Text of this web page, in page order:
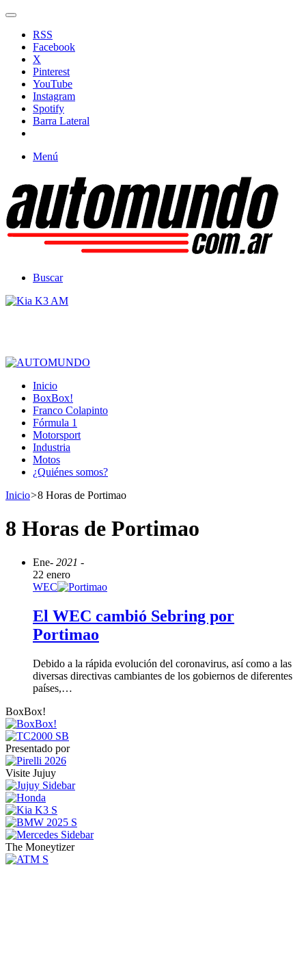
RSS
Facebook
X
Pinterest
YouTube
Instagram
Spotify
Barra Lateral
Menú
Buscar
Inicio
BoxBox!
Franco Colapinto
Fórmula 1
Motorsport
Industria
Motos
¿Quiénes somos?
Inicio>8 Horas de Portimao
8 Horas de Portimao
Ene- 2021 -
22 enero
WEC
El WEC cambió Sebring por
Portimao
Debido a la rápida evolución del coronavirus, así como a las
diversas directivas cambiantes de los gobiernos de diferentes
países,…
BoxBox!
Presentado por
Visite Jujuy
The Moneytizer